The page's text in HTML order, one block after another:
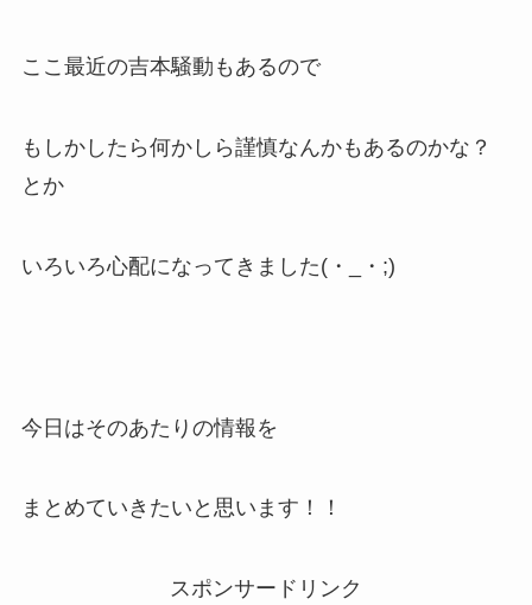
ここ最近の吉本騒動もあるので
もしかしたら何かしら謹慎なんかもあるのかな？
とか
いろいろ心配になってきました(・_・;)
今日はそのあたりの情報を
まとめていきたいと思います！！
スポンサードリンク